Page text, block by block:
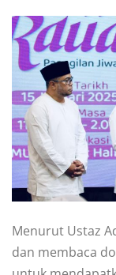
Menurut Ustaz
dan membaca